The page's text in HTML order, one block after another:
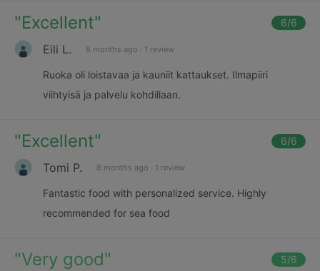
"Excellent" 6/6
Eili L. 8 months ago · 1 review
Ruoka oli loistavaa ja kauniit kattaukset. Ilmapiiri
viihtyisä ja palvelu kohdillaan.
"Excellent" 6/6
Tomi P. 8 months ago · 1 review
Fantastic food with personalized service. Highly
recommended for sea food
"Very good" 5/6